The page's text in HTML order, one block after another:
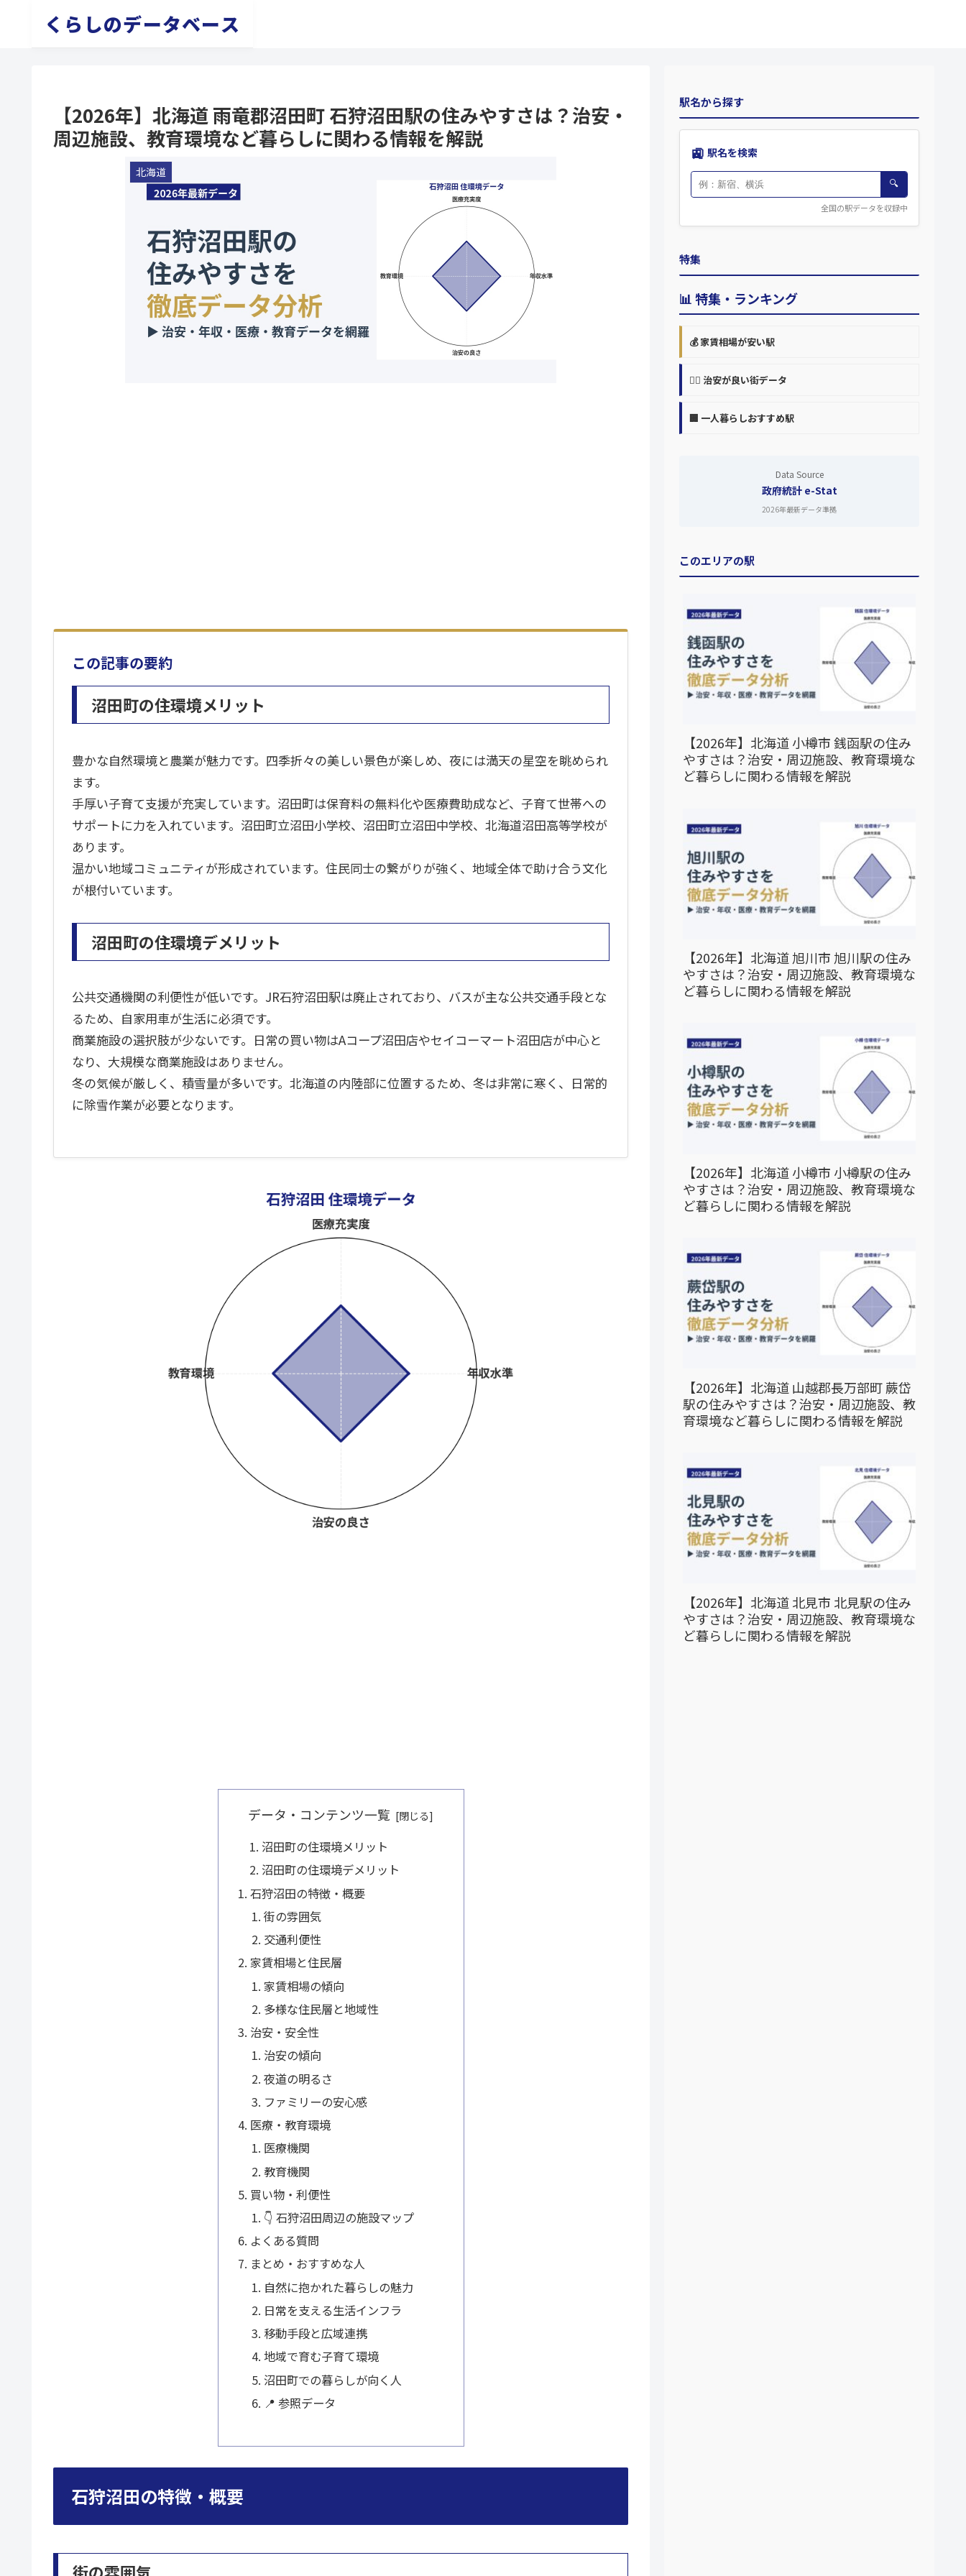
くらしのデータベース
【2026年】北海道 雨竜郡沼田町 石狩沼田駅の住みやすさは？治安・
周辺施設、教育環境など暮らしに関わる情報を解説
北海道
この記事の要約
沼田町の住環境メリット
豊かな自然環境と農業が魅力です。四季折々の美しい景色が楽しめ、夜には満天の星空を眺められ
ます。
手厚い子育て支援が充実しています。沼田町は保育料の無料化や医療費助成など、子育て世帯への
サポートに力を入れています。沼田町立沼田小学校、沼田町立沼田中学校、北海道沼田高等学校が
あります。
温かい地域コミュニティが形成されています。住民同士の繋がりが強く、地域全体で助け合う文化
が根付いています。
沼田町の住環境デメリット
公共交通機関の利便性が低いです。JR石狩沼田駅は廃止されており、バスが主な公共交通手段とな
るため、自家用車が生活に必須です。
商業施設の選択肢が少ないです。日常の買い物はAコープ沼田店やセイコーマート沼田店が中心と
なり、大規模な商業施設はありません。
冬の気候が厳しく、積雪量が多いです。北海道の内陸部に位置するため、冬は非常に寒く、日常的
に除雪作業が必要となります。
データ・コンテンツ一覧
沼田町の住環境メリット
沼田町の住環境デメリット
石狩沼田の特徴・概要
街の雰囲気
交通利便性
家賃相場と住民層
家賃相場の傾向
多様な住民層と地域性
治安・安全性
治安の傾向
夜道の明るさ
ファミリーの安心感
医療・教育環境
医療機関
教育機関
買い物・利便性
👇 石狩沼田周辺の施設マップ
よくある質問
まとめ・おすすめな人
自然に抱かれた暮らしの魅力
日常を支える生活インフラ
移動手段と広域連携
地域で育む子育て環境
沼田町での暮らしが向く人
📍 参照データ
石狩沼田の特徴・概要
駅名から探す
🚉 駅名を検索
🔍
全国の駅データを収録中
特集
📊 特集・ランキング
💰 家賃相場が安い駅
👮‍♀️ 治安が良い街データ
🏢 一人暮らしおすすめ駅
Data Source
政府統計 e-Stat
2026年最新データ準拠
このエリアの駅
【2026年】北海道 小樽市 銭函駅の住み
やすさは？治安・周辺施設、教育環境な
ど暮らしに関わる情報を解説
【2026年】北海道 旭川市 旭川駅の住み
やすさは？治安・周辺施設、教育環境な
ど暮らしに関わる情報を解説
【2026年】北海道 小樽市 小樽駅の住み
やすさは？治安・周辺施設、教育環境な
ど暮らしに関わる情報を解説
【2026年】北海道 山越郡長万部町 蕨岱
駅の住みやすさは？治安・周辺施設、教
育環境など暮らしに関わる情報を解説
【2026年】北海道 北見市 北見駅の住み
やすさは？治安・周辺施設、教育環境な
ど暮らしに関わる情報を解説